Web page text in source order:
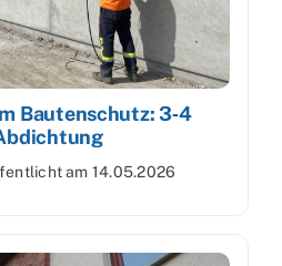
Bautenschutz: 3‑4
am 14.05.2026